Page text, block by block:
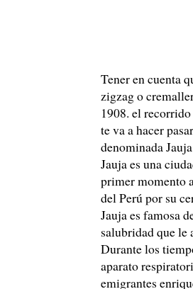
Tener en cuenta
zigzag o
1908. el
te va a hacer
denominada
Jauja es una
primer momento
del Perú por su
Jauja es famosa
salubridad que le
Durante los
aparato
emigrantes